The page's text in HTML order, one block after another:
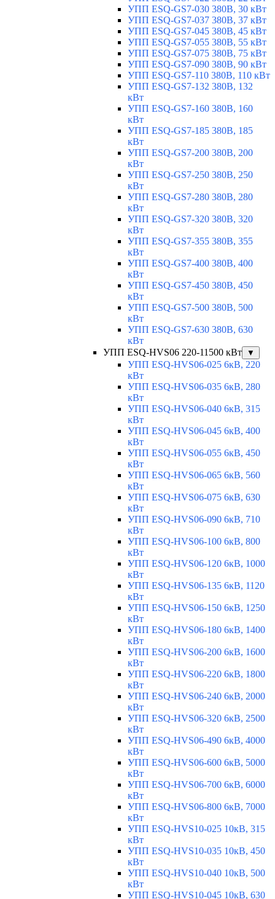
УПП ESQ-GS7-030 380В, 30 кВт
УПП ESQ-GS7-037 380В, 37 кВт
УПП ESQ-GS7-045 380В, 45 кВт
УПП ESQ-GS7-055 380В, 55 кВт
УПП ESQ-GS7-075 380В, 75 кВт
УПП ESQ-GS7-090 380В, 90 кВт
УПП ESQ-GS7-110 380В, 110 кВт
УПП ESQ-GS7-132 380В, 132
кВт
УПП ESQ-GS7-160 380В, 160
кВт
УПП ESQ-GS7-185 380В, 185
кВт
УПП ESQ-GS7-200 380В, 200
кВт
УПП ESQ-GS7-250 380В, 250
кВт
УПП ESQ-GS7-280 380В, 280
кВт
УПП ESQ-GS7-320 380В, 320
кВт
УПП ESQ-GS7-355 380В, 355
кВт
УПП ESQ-GS7-400 380В, 400
кВт
УПП ESQ-GS7-450 380В, 450
кВт
УПП ESQ-GS7-500 380В, 500
кВт
УПП ESQ-GS7-630 380В, 630
кВт
УПП ESQ-HVS06 220-11500 кВт
▼
УПП ESQ-HVS06-025 6кВ, 220
кВт
УПП ESQ-HVS06-035 6кВ, 280
кВт
УПП ESQ-HVS06-040 6кВ, 315
кВт
УПП ESQ-HVS06-045 6кВ, 400
кВт
УПП ESQ-HVS06-055 6кВ, 450
кВт
УПП ESQ-HVS06-065 6кВ, 560
кВт
УПП ESQ-HVS06-075 6кВ, 630
кВт
УПП ESQ-HVS06-090 6кВ, 710
кВт
УПП ESQ-HVS06-100 6кВ, 800
кВт
УПП ESQ-HVS06-120 6кВ, 1000
кВт
УПП ESQ-HVS06-135 6кВ, 1120
кВт
УПП ESQ-HVS06-150 6кВ, 1250
кВт
УПП ESQ-HVS06-180 6кВ, 1400
кВт
УПП ESQ-HVS06-200 6кВ, 1600
кВт
УПП ESQ-HVS06-220 6кВ, 1800
кВт
УПП ESQ-HVS06-240 6кВ, 2000
кВт
УПП ESQ-HVS06-320 6кВ, 2500
кВт
УПП ESQ-HVS06-490 6кВ, 4000
кВт
УПП ESQ-HVS06-600 6кВ, 5000
кВт
УПП ESQ-HVS06-700 6кВ, 6000
кВт
УПП ESQ-HVS06-800 6кВ, 7000
кВт
УПП ESQ-HVS10-025 10кВ, 315
кВт
УПП ESQ-HVS10-035 10кВ, 450
кВт
УПП ESQ-HVS10-040 10кВ, 500
кВт
УПП ESQ-HVS10-045 10кВ, 630